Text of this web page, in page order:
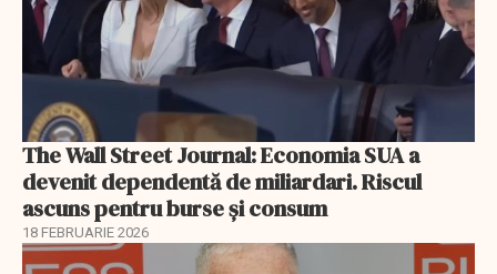
The Wall Street Journal: Economia SUA a
devenit dependentă de miliardari. Riscul
ascuns pentru burse și consum
18 FEBRUARIE 2026
EXCLUSIV